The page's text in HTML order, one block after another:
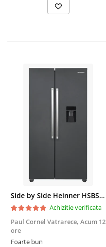
Side by Side Heinner HSBS-HM439NFINVDGWDE++, Total No Frost, Compresor Inverter, Dozator Apa, Display Touch LED, 439 L, Clasa E, Gri Antracit Texturat
Achizitie verificata
Paul Cornel Vatrarece, Acum 12
ore
Foarte bun